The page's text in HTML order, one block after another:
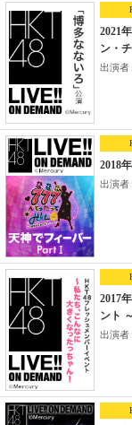
2021
ン・
出演者
2018
出演者
2017
ント
出演者